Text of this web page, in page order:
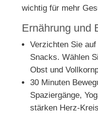
wichtig für mehr
Ernährung und
Verzichten Sie
Snacks. Wählen
Obst und
30 Minuten
Spaziergänge,
stärken Herz-